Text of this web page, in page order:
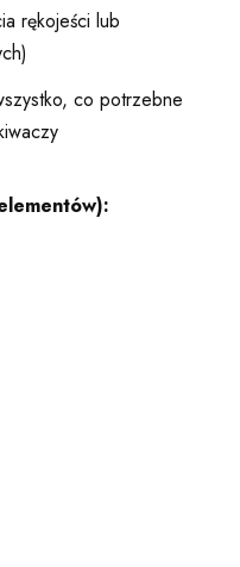
rękojeści lub
co potrzebne